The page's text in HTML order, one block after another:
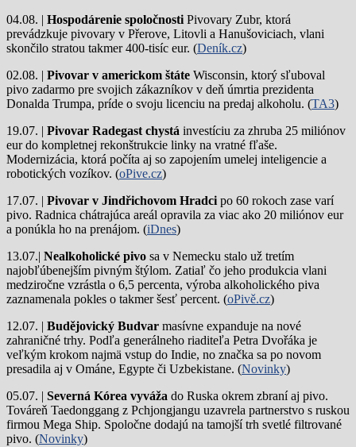
04.08. | Hospodárenie spoločnosti Pivovary Zubr, ktorá
prevádzkuje pivovary v Přerove, Litovli a Hanušoviciach, vlani
skončilo stratou takmer 400-tisíc eur. (Deník.cz)
02.08. | Pivovar v americkom štáte Wisconsin, ktorý sľuboval
pivo zadarmo pre svojich zákazníkov v deň úmrtia prezidenta
Donalda Trumpa, príde o svoju licenciu na predaj alkoholu. (TA3)
19.07. | Pivovar Radegast chystá investíciu za zhruba 25 miliónov
eur do kompletnej rekonštrukcie linky na vratné fľaše.
Modernizácia, ktorá počíta aj so zapojením umelej inteligencie a
robotických vozíkov. (oPive.cz)
17.07. | Pivovar v Jindřichovom Hradci po 60 rokoch zase varí
pivo. Radnica chátrajúca areál opravila za viac ako 20 miliónov eur
a ponúkla ho na prenájom. (iDnes)
13.07.| Nealkoholické pivo sa v Nemecku stalo už tretím
najobľúbenejším pivným štýlom. Zatiaľ čo jeho produkcia vlani
medziročne vzrástla o 6,5 percenta, výroba alkoholického piva
zaznamenala pokles o takmer šesť percent. (oPivě.cz)
12.07. | Budějovický Budvar masívne expanduje na nové
zahraničné trhy. Podľa generálneho riaditeľa Petra Dvořáka je
veľkým krokom najmä vstup do Indie, no značka sa po novom
presadila aj v Ománe, Egypte či Uzbekistane. (Novinky)
05.07. | Severná Kórea vyváža do Ruska okrem zbraní aj pivo.
Továreň Taedonggang z Pchjongjangu uzavrela partnerstvo s ruskou
firmou Mega Ship. Spoločne dodajú na tamojší trh svetlé filtrované
pivo. (Novinky)